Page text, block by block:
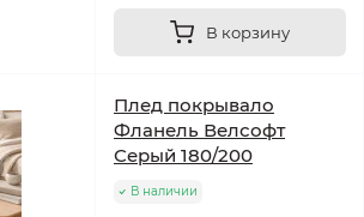
В корзину
Плед покрывало
Фланель Велсофт
Серый 180/200
В наличии